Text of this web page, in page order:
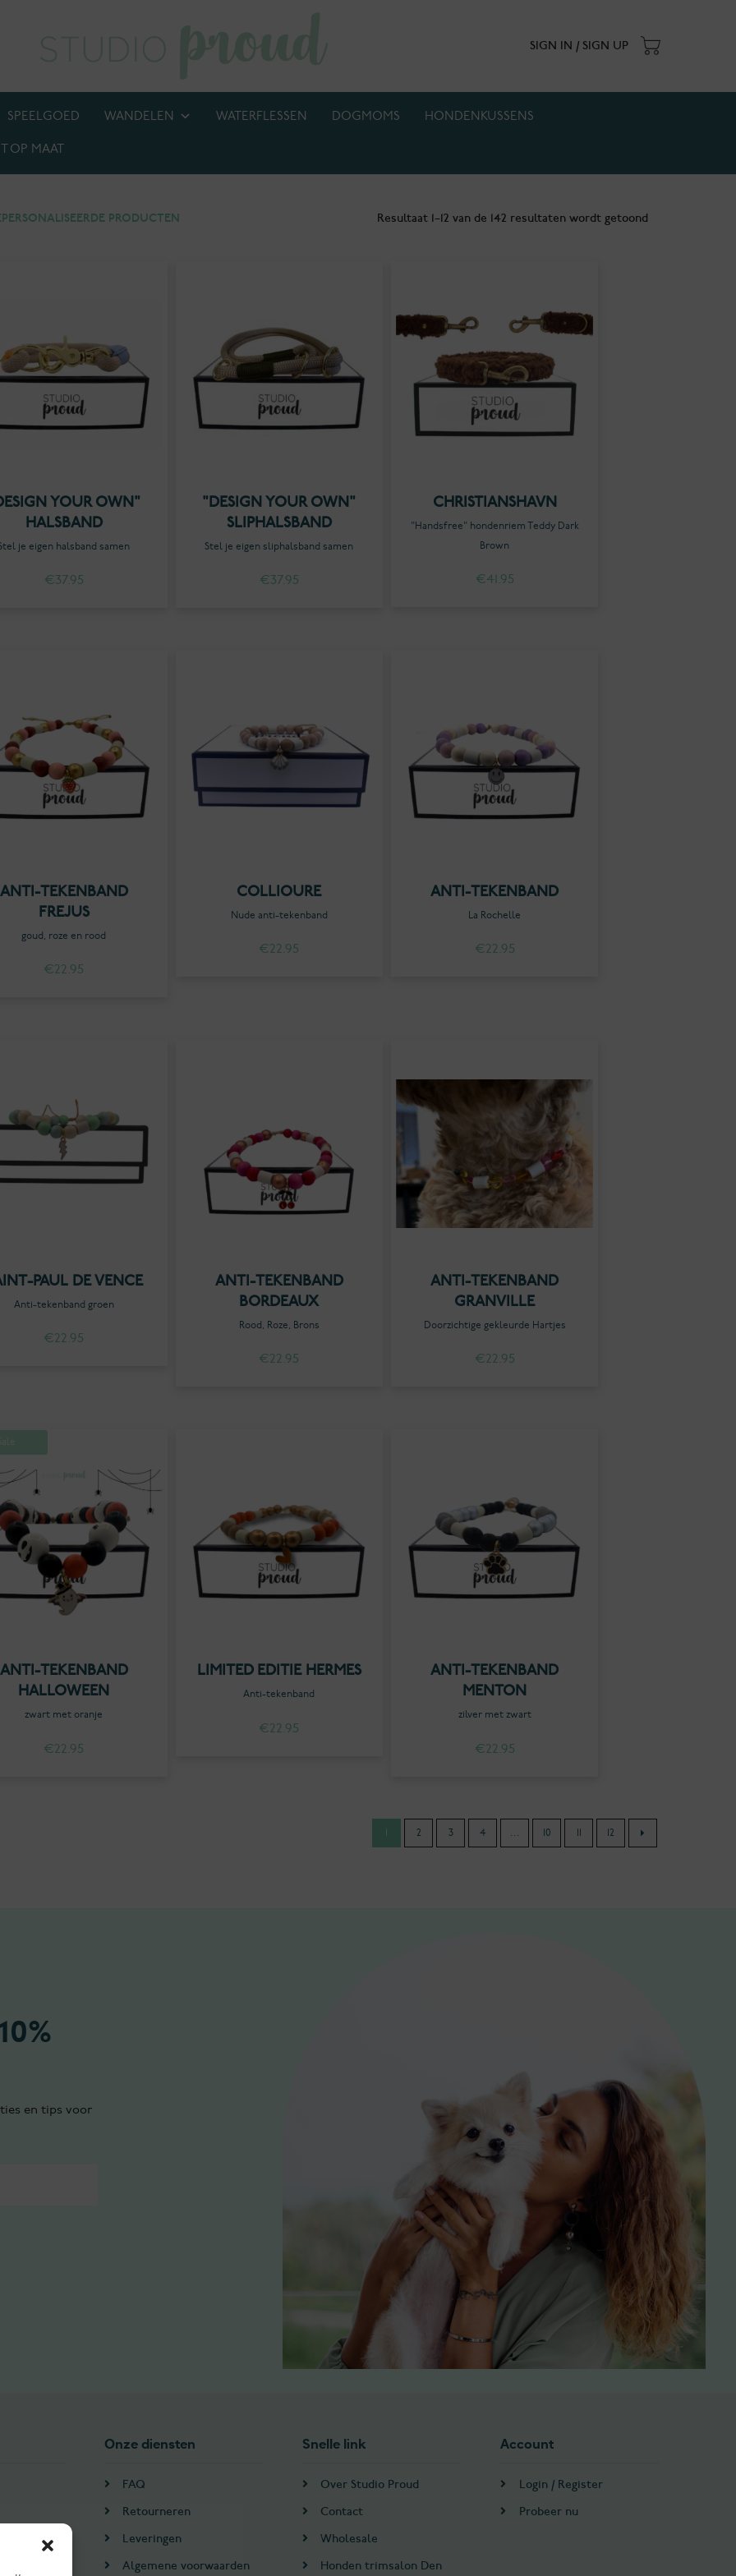
SIGN IN / SIGN UP
SPEELGOED WANDELEN WATERFLESSEN DOGMOMS HONDENKUSSENS
OP MAAT
PRODUCTEN Resultaat 1–12 van de 142 resultaten wordt getoond
YOUR OWN"
HALSBAND
je eigen halsband samen
€37.95
"DESIGN YOUR OWN"
SLIPHALSBAND
Stel je eigen sliphalsband samen
€37.95
CHRISTIANSHAVN
"Handsfree" hondenriem Teddy Dark
Brown
€41.95
ANTI-TEKENBAND
FREJUS
goud, roze en rood
€22.95
COLLIOURE
Nude anti-tekenband
€22.95
ANTI-TEKENBAND
La Rochelle
€22.95
PAUL DE VENCE
Anti-tekenband groen
€22.95
ANTI-TEKENBAND
BORDEAUX
Rood, Roze, Brons
€22.95
ANTI-TEKENBAND
GRANVILLE
Doorzichtige gekleurde Hartjes
€22.95
ANTI-TEKENBAND
HALLOWEEN
zwart met oranje
€22.95
LIMITED EDITIE HERMES
Anti-tekenband
€22.95
ANTI-TEKENBAND
MENTON
zilver met zwart
€22.95
1 2 3 4 … 10 11 12
en tips voor
Onze diensten
FAQ
Retourneren
Leveringen
Algemene voorwaarden
Snelle link
Over Studio Proud
Contact
Wholesale
Honden trimsalon Den
Account
Login / Register
Probeer nu